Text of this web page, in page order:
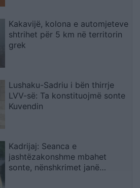
Kakavijë, kolona e automjeteve
shtrihet për 5 km në territorin
grek
Lushaku-Sadriu i bën thirrje
LVV-së: Ta konstituojmë sonte
Kuvendin
Kadrijaj: Seanca e
jashtëzakonshme mbahet
sonte, nënshkrimet janë